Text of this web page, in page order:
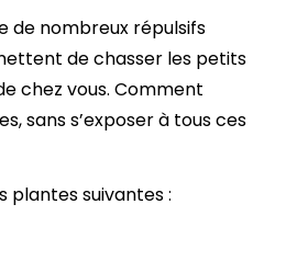
de nombreux répulsifs
de chasser les petits
chez vous. Comment
sans s’exposer à tous ces
plantes suivantes :